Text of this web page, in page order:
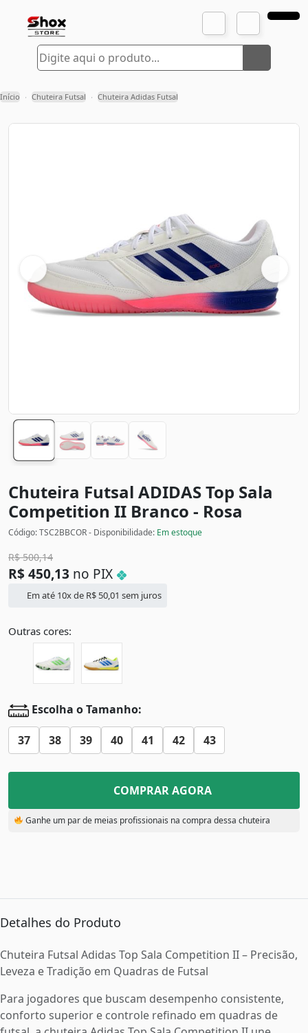
Início › Chuteira Futsal › Chuteira Adidas Futsal
Chuteira Futsal ADIDAS Top Sala
Competition II Branco - Rosa
Código: TSC2BBCOR - Disponibilidade: Em estoque
R$500,14
R$ 450,13 no PIX
Em até 10x de R$ 50,01 sem juros
Outras cores:
Escolha o Tamanho:
37 38 39 40 41 42 43
COMPRAR AGORA
Ganhe um par de meias profissionais na compra dessa chuteira
Detalhes do Produto
Chuteira Futsal Adidas Top Sala Competition II – Precisão,
Leveza e Tradição em Quadras de Futsal
Para jogadores que buscam desempenho consistente,
conforto superior e controle refinado em quadras de